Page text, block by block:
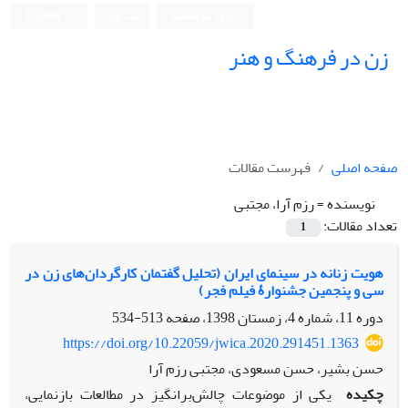
زن در فرهنگ و هنر
صفحه اصلی
فهرست مقالات
نویسنده =رزم آرا، مجتبی
تعداد مقالات:
1
هویت زنانه در سینمای ایران (تحلیل گفتمان کارگردان‌های زن در
سی و پنجمین جشنوارۀ فیلم فجر)
دوره 11، شماره 4، زمستان 1398، صفحه
513-534
https://doi.org/10.22059/jwica.2020.291451.1363
حسن بشیر، حسن مسعودی، مجتبی رزم آرا
چکیده یکی از موضوعات چالش‌برانگیز در مطالعات بازنمایی،